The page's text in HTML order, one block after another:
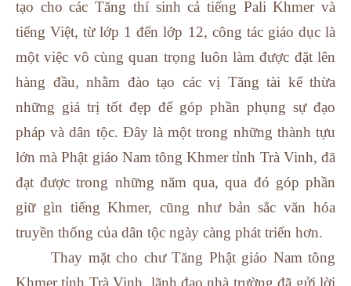
tạo cho các Tăng thí sinh cả tiếng Pali Khmer và
tiếng Việt, từ lớp 1 đến lớp 12, công tác giáo dục là
một việc vô cùng quan trọng luôn làm được đặt lên
hàng đầu, nhằm đào tạo các vị Tăng tài kế thừa
những giá trị tốt đẹp để góp phần phụng sự đạo
pháp và dân tộc. Đây là một trong những thành tựu
lớn mà Phật giáo Nam tông Khmer tỉnh Trà Vinh, đã
đạt được trong những năm qua, qua đó góp phần
giữ gìn tiếng Khmer, cũng như bản sắc văn hóa
truyền thống của dân tộc ngày càng phát triển hơn.
Thay mặt cho chư Tăng Phật giáo Nam tông
Khmer tỉnh Trà Vinh, lãnh đạo nhà trường đã gửi lời